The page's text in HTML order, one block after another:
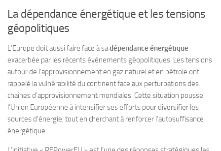
La dépendance énergétique et les tensions
géopolitiques
L’Europe doit aussi faire face à sadépendance énergétique
exacerbée par les récents événements géopolitiques. Les tensions
autour de l’approvisionnement en gaz naturel et en pétrole ont
rappelé la vulnérabilité du continent face aux perturbations des
chaînes d’approvisionnement mondiales. Cette situation pousse
l’Union Européenne à intensifier ses efforts pour diversifier les
sources d’énergie, tout en cherchant à renforcer l’autosuffisance
énergétique.